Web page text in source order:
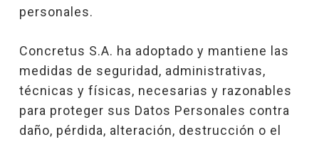
personales.
Concretus S.A. ha adoptado y mantiene las
medidas de seguridad, administrativas,
técnicas y físicas, necesarias y razonables
para proteger sus Datos Personales contra
daño, pérdida, alteración, destrucción o el